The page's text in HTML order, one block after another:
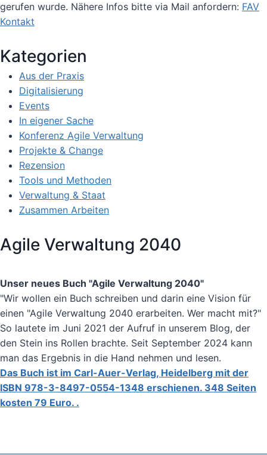
gerufen wurde. Nähere Infos bitte via Mail anfordern: FAV
Kontakt
Kategorien
Aus der Praxis
Digitalisierung
Events
In eigener Sache
Konferenz Agile Verwaltung
Projekte & Change
Rezension
Tools und Methoden
Verwaltung & Staat
Zusammen Arbeiten
Agile Verwaltung 2040
Unser neues Buch "Agile Verwaltung 2040"
"Wir wollen ein Buch schreiben und darin eine Vision für
einen "Agile Verwaltung 2040 erarbeiten. Wer macht mit?"
So lautete im Juni 2021 der Aufruf in unserem Blog, der
den Stein ins Rollen brachte. Seit September 2024 kann
man das Ergebnis in die Hand nehmen und lesen.
Das Buch ist im Carl-Auer-Verlag, Heidelberg mit der
ISBN 978-3-8497-0554-1348 erschienen. 348 Seiten
kosten 79 Euro. .